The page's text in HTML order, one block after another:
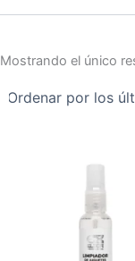
Mostrando el único